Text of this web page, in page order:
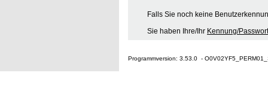
Falls Sie noch keine
Sie haben Ihre/Ihr Kennung/
Programmversion: 3.53.0 -